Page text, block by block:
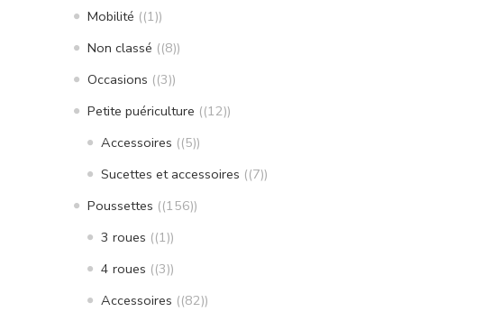
Mobilité (1)
Non classé (8)
Occasions (3)
Petite puériculture (12)
Accessoires (5)
Sucettes et accessoires (7)
Poussettes (156)
3 roues (1)
4 roues (3)
Accessoires (82)